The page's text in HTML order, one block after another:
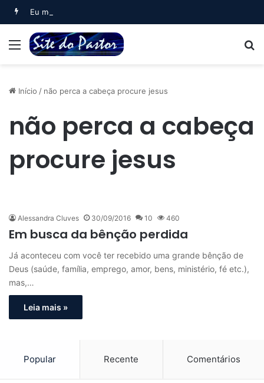
Eu me deitei e dormi (Salmo 3)
Menu
Início / não perca a cabeça procure jesus
não perca a cabeça
procure jesus
Alessandra Cluves 30/09/2016 10 460
Em busca da bênção perdida
Já aconteceu com você ter recebido uma grande bênção de
Deus (saúde, família, emprego, amor, bens, ministério, fé etc.),
mas,…
Leia mais »
Popular Recente Comentários